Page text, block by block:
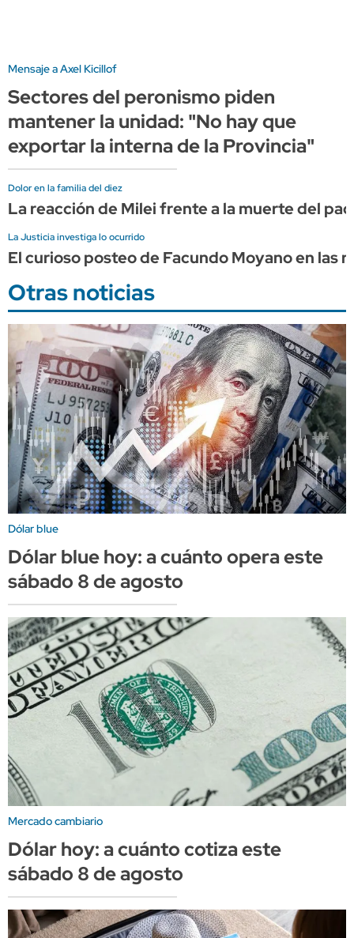
Mensaje a Axel Kicillof
Sectores del peronismo piden
mantener la unidad: "No hay que
exportar la interna de la Provincia"
Dolor en la familia del diez
La reacción de Milei frente a la muerte del
La Justicia investiga lo ocurrido
El curioso posteo de Facundo Moyano en las
Otras noticias
Dólar blue
Dólar blue hoy: a cuánto opera este
sábado 8 de agosto
Mercado cambiario
Dólar hoy: a cuánto cotiza este
sábado 8 de agosto